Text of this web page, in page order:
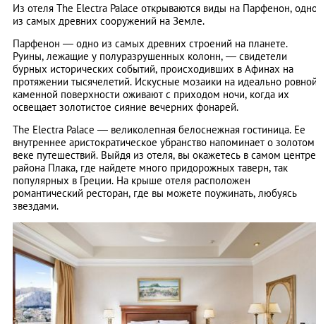
Из отеля The Electra Palace открываются виды на Парфенон,
из самых древних сооружений на Земле.
Парфенон — одно из самых древних строений на планете.
Руины, лежащие у полуразрушенных колонн, — свидетели
бурных исторических событий, происходивших в Афинах на
протяжении тысячелетий. Искусные мозаики на идеально
каменной поверхности оживают с приходом ночи, когда их
освещает золотистое сияние вечерних фонарей.
The Electra Palace — великолепная белоснежная гостиница. Ее
внутреннее аристократическое убранство напоминает о золотом
веке путешествий. Выйдя из отеля, вы окажетесь в самом центре
района Плака, где найдете много придорожных таверн, так
популярных в Греции. На крыше отеля расположен
романтический ресторан, где вы можете поужинать, любуясь
звездами.